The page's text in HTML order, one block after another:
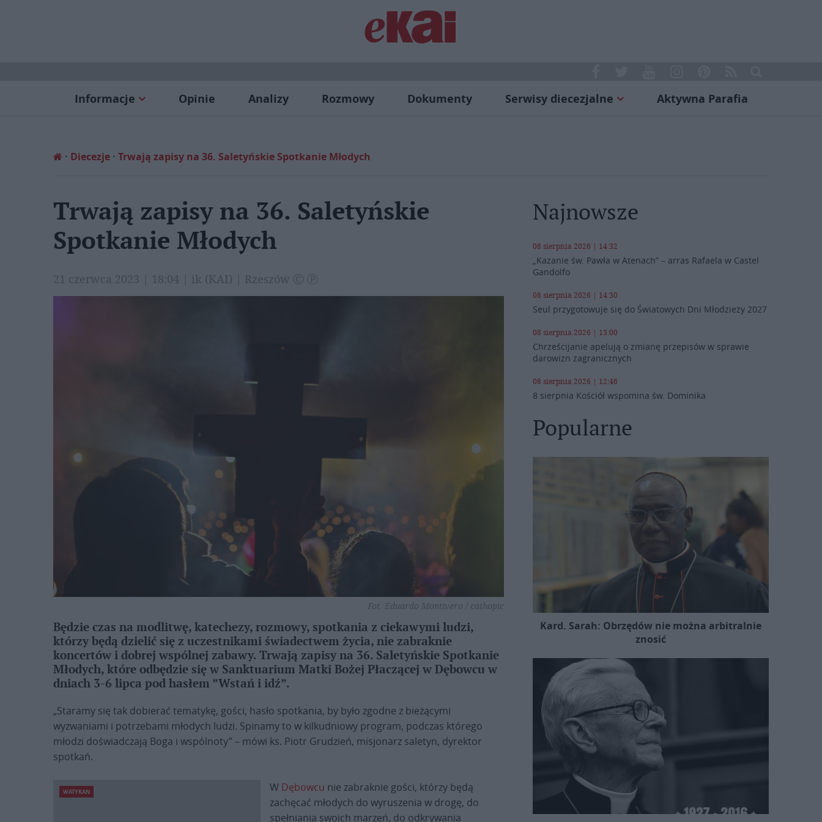
Informacje Opinie Analizy Rozmowy Dokumenty Serwisy diecezjalne Aktywna Parafia
Diecezje Trwają zapisy na 36. Saletyńskie Spotkanie Młodych
Trwają zapisy na 36. Saletyńskie
Spotkanie Młodych
21 czerwca 2023 | 18:04 | ik (KAI) | Rzeszów Ⓒ Ⓟ
Fot. Eduardo Montivero / cathopic
Będzie czas na modlitwę, katechezy, rozmowy, spotkania z ciekawymi ludzi,
którzy będą dzielić się z uczestnikami świadectwem życia, nie zabraknie
koncertów i dobrej wspólnej zabawy. Trwają zapisy na 36. Saletyńskie Spotkanie
Młodych, które odbędzie się w Sanktuarium Matki Bożej Płaczącej w Dębowcu w
dniach 3-6 lipca pod hasłem ”Wstań i idź”.
„Staramy się tak dobierać tematykę, gości, hasło spotkania, by było zgodne z bieżącymi
wyzwaniami i potrzebami młodych ludzi. Spinamy to w kilkudniowy program, podczas którego
młodzi doświadczają Boga i wspólnoty” – mówi ks. Piotr Grudzień, misjonarz saletyn, dyrektor
spotkań.
WATYKAN W Dębowcu nie zabraknie gości, którzy będą
zachęcać młodych do wyruszenia w drogę, do
spełniania swoich marzeń, do odkrywania
Najnowsze
08 sierpnia 2026 | 14:32
„Kazanie św. Pawła w Atenach” – arras Rafaela w Castel
Gandolfo
08 sierpnia 2026 | 14:30
Seul przygotowuje się do Światowych Dni Młodzieży 2027
08 sierpnia 2026 | 13:00
Chrześcijanie apelują o zmianę przepisów w sprawie
darowizn zagranicznych
08 sierpnia 2026 | 12:46
8 sierpnia Kościół wspomina św. Dominika
Popularne
Kard. Sarah: Obrzędów nie można arbitralnie
znosić